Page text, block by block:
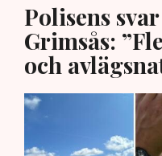
Polisens
Grimsås:
och